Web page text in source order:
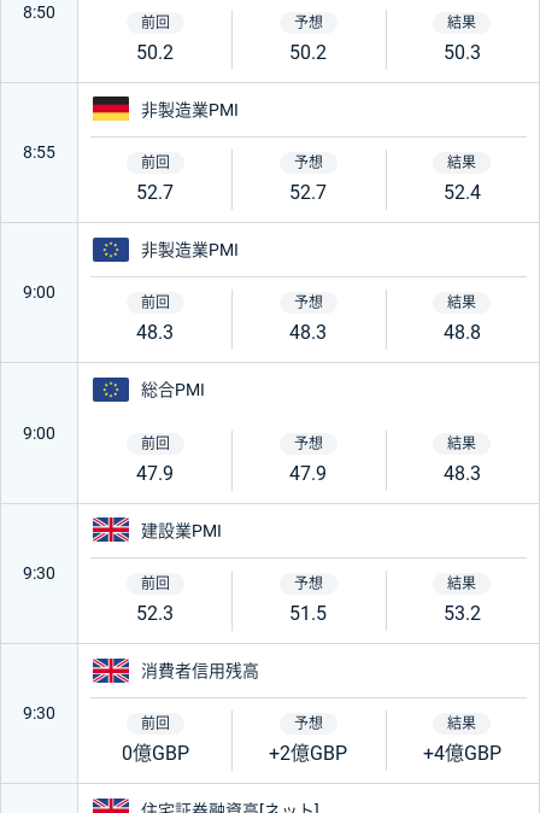
8:50
50.2 50.2 50.3
8:55
ドイツ
非製造業PMI
52.7 52.7 52.4
9:00
ユーロ
非製造業PMI
48.3 48.3 48.8
9:00
ユーロ
総合PMI
47.9 47.9 48.3
9:30
イギリス
建設業PMI
52.3 51.5 53.2
9:30
イギリス
消費者信用残高
0億GBP +2億GBP +4億GBP